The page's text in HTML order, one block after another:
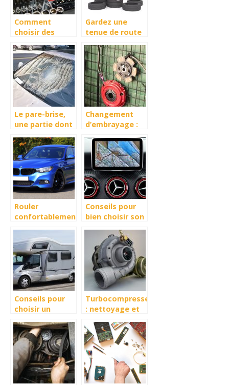
Comment
choisir des
rechange pour
votre véhicule ?
Gardez une
tenue de route
avec des pneus
hiver
Le pare-brise,
une partie dont
soin : voici
pourquoi !
Changement
d’embrayage :
– devis en ligne
Rouler
confortablement
une voiture
d’occasion
Conseils pour
bien choisir son
Conseils pour
choisir un
Turbocompresseur
: nettoyage et